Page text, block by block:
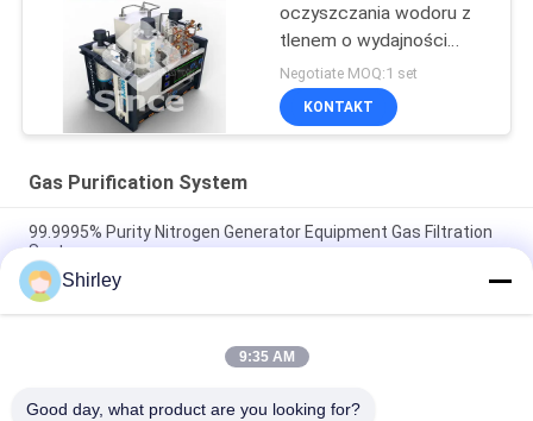
oczyszczania wodoru z
tlenem o wydajności
100-5000 Nm3 / h
Negotiate MOQ:1 set
KONTAKT
Gas Purification System
99.9995% Purity Nitrogen Generator Equipment Gas Filtration
System
High Purity Nitrogen PSA Generation System / Plus Carbon
Purification System
Liquid Ammonia Cracker Unit Gas Purification System For Heat
Shirley
9:35 AM
Good day, what product are you looking for?